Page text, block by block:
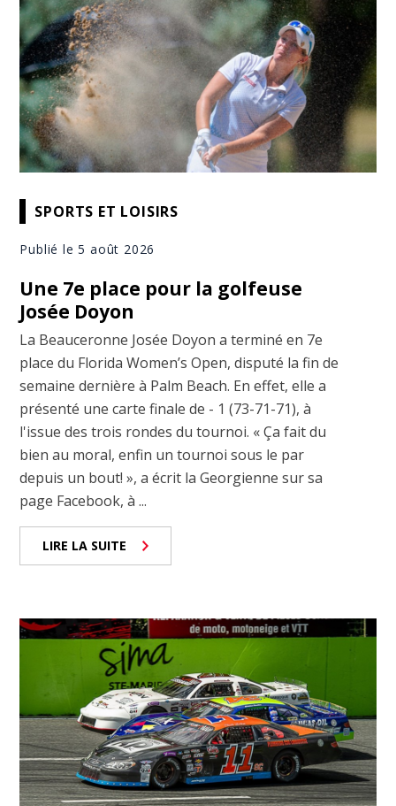
SPORTS ET LOISIRS
Publié le 5 août 2026
Une 7e place pour la golfeuse
Josée Doyon
La Beauceronne Josée Doyon a terminé en 7e
place du Florida Women’s Open, disputé la fin de
semaine dernière à Palm Beach. En effet, elle a
présenté une carte finale de - 1 (73-71-71), à
l'issue des trois rondes du tournoi. « Ça fait du
bien au moral, enfin un tournoi sous le par
depuis un bout! », a écrit la Georgienne sur sa
page Facebook, à ...
LIRE LA SUITE